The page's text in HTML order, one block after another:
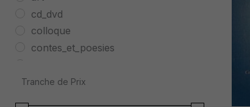
cd_dvd
colloque
contes_et_poesies
economie
Tranche de Prix